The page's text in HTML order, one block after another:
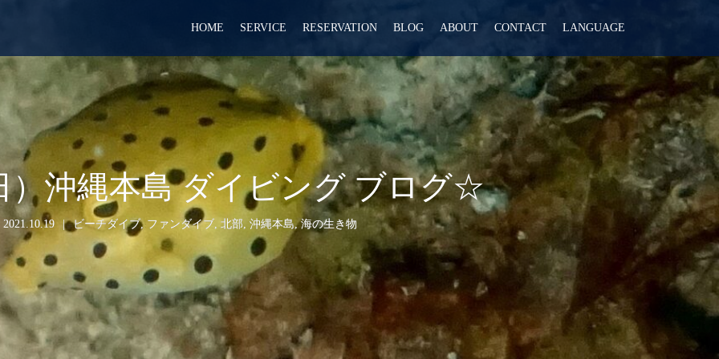
HOME SERVICE RESERVATION BLOG ABOUT CONTACT LANGUAGE
）沖縄本島 ダイビング ブログ☆
2021.10.19 ビーチダイブ, ファンダイブ, 北部, 沖縄本島 ,海の生き物